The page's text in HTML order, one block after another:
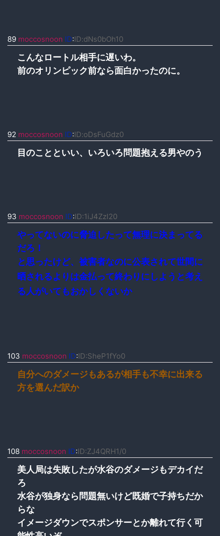
89 moccosnoon ID:ID:dNs0bOh10
こんなロートル相手に遅いわ。
前のオリンピック前なら面白かったのに。
92 moccosnoon ID:ID:oDsFuGdz0
目のことといい、いろいろ問題抱える男やのう
93 moccosnoon ID:ID:1iJ4Zzl20
やってないのに脅迫したって無理に決まってる
だろ！
と思ったけど、被害者なのに公表されて世間に
晒されるよりは金払って終わりにしようと考え
る人がいてもおかしくないか
103 moccosnoon ID:ID:SheP1fYo0
自分へのダメージもあるが相手も不幸に出来る
方を選んだ訳か
108 moccosnoon ID:ID:ZJ4QRH1/0
美人局は失敗したが水谷のダメージもデカイだ
ろ
水谷が独身なら問題無いけど既婚で子持ちだか
らな
イメージダウンでスポンサーとか離れて行く可